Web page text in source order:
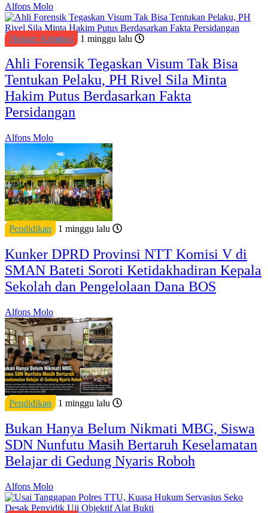
Alfons Molo
Hukum Kriminal 1 minggu lalu
Ahli Forensik Tegaskan Visum Tak Bisa
Tentukan Pelaku, PH Rivel Sila Minta
Hakim Putus Berdasarkan Fakta
Persidangan
Alfons Molo
Pendidikan 1 minggu lalu
Kunker DPRD Provinsi NTT Komisi V di
SMAN Bateti Soroti Ketidakhadiran Kepala
Sekolah dan Pengelolaan Dana BOS
Alfons Molo
Pendidikan 1 minggu lalu
Bukan Hanya Belum Nikmati MBG, Siswa
SDN Nunfutu Masih Bertaruh Keselamatan
Belajar di Gedung Nyaris Roboh
Alfons Molo